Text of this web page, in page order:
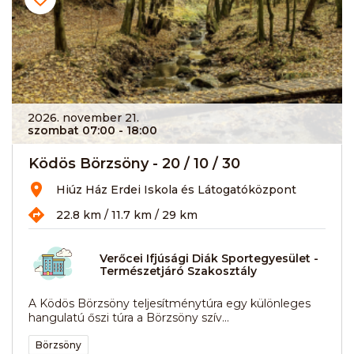
2026. november 21.
szombat 07:00 - 18:00
Ködös Börzsöny - 20 / 10 / 30
Hiúz Ház Erdei Iskola és Látogatóközpont
22.8 km / 11.7 km / 29 km
Verőcei Ifjúsági Diák Sportegyesület -
Természetjáró Szakosztály
A Ködös Börzsöny teljesítménytúra egy különleges
hangulatú őszi túra a Börzsöny szív...
Börzsöny